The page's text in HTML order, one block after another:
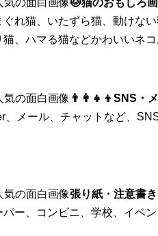
気の面白画像🐱猫のおもしろ
れ猫、いたずら猫、動けな
、ハマる猫などかわいいネコ
気の面白画像 👨‍👩‍👧‍👦SNS・
、メール、チャットなど、
気の面白画像張り紙・注意書
パー、コンビニ、学校、イベ